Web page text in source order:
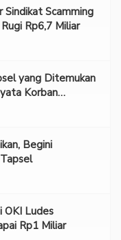
Sindikat Scamming
Rp6,7 Miliar
yang Ditemukan
Korban
Begini
OKI Ludes
Rp1 Miliar